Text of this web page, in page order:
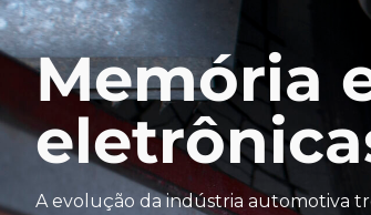
Memória
A evolução da indústria automotiva